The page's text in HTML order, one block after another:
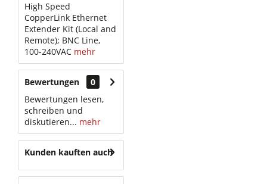
High Speed
CopperLink Ethernet
Extender Kit (Local and
Remote); BNC Line,
100-240VAC mehr
Bewertungen
0
Bewertungen lesen,
schreiben und
diskutieren... mehr
Kunden kauften auch